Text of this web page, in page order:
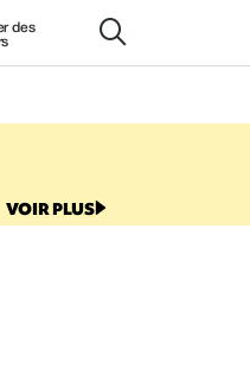
des
VOIR PLUS